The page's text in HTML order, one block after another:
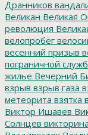
Дранников
Великан Великая
революция
велопробег
весенний призыв
пограничной
жилье Вечерний
взрыв взрыв газа
метеорита взятка
Виктор Ишавев
Солнцев викторина